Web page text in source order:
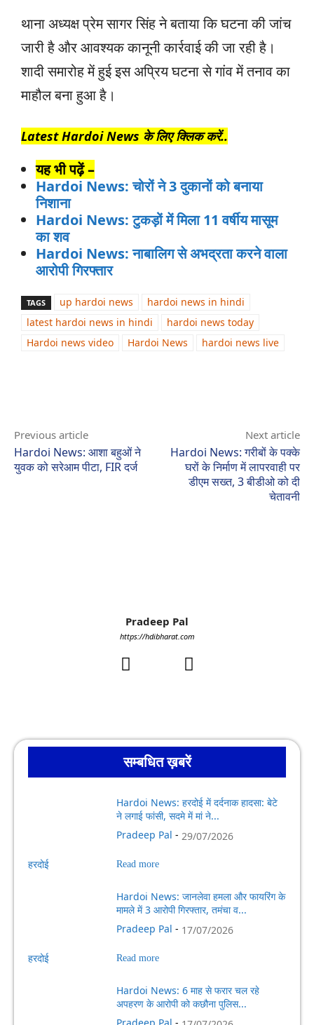
थाना अध्यक्ष प्रेम सागर सिंह ने बताया कि घटना की जांच
जारी है और आवश्यक कानूनी कार्रवाई की जा रही है।
शादी समारोह में हुई इस अप्रिय घटना से गांव में तनाव का
माहौल बना हुआ है।
Latest Hardoi News के लिए क्लिक करें..
यह भी पढ़ें –
Hardoi News: चोरों ने 3 दुकानों को बनाया
निशाना
Hardoi News: टुकड़ों में मिला 11 वर्षीय मासूम
का शव
Hardoi News: नाबालिग से अभद्रता करने वाला
आरोपी गिरफ्तार
TAGS up hardoi news
hardoi news in hindi
latest hardoi news in hindi
hardoi news today
Hardoi news video
Hardoi News hardoi news live
Previous article
Hardoi News: आशा बहुओं ने
युवक को सरेआम पीटा, FIR दर्ज
Next article
Hardoi News: गरीबों के पक्के
घरों के निर्माण में लापरवाही पर
डीएम सख्त, 3 बीडीओ को दी
चेतावनी
Pradeep Pal
https://hdibharat.com
सम्बधित ख़बरें
हरदोई
Hardoi News: हरदोई में दर्दनाक हादसा: बेटे
ने लगाई फांसी, सदमे में मां ने...
Pradeep Pal - 29/07/2026
Read more
हरदोई
Hardoi News: जानलेवा हमला और फायरिंग के
मामले में 3 आरोपी गिरफ्तार, तमंचा व...
Pradeep Pal - 17/07/2026
Read more
Hardoi News: 6 माह से फरार चल रहे
अपहरण के आरोपी को कछौना पुलिस...